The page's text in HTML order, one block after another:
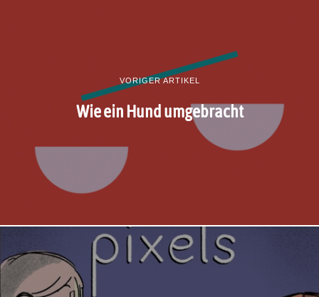
VORIGER ARTIKEL
Wie ein Hund umgebracht